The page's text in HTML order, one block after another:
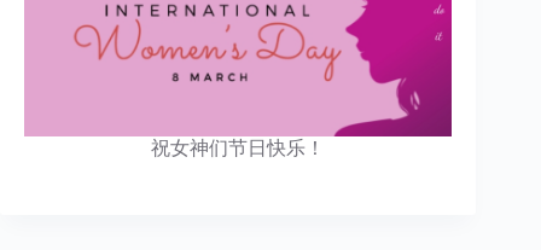
祝女神们节日快乐！